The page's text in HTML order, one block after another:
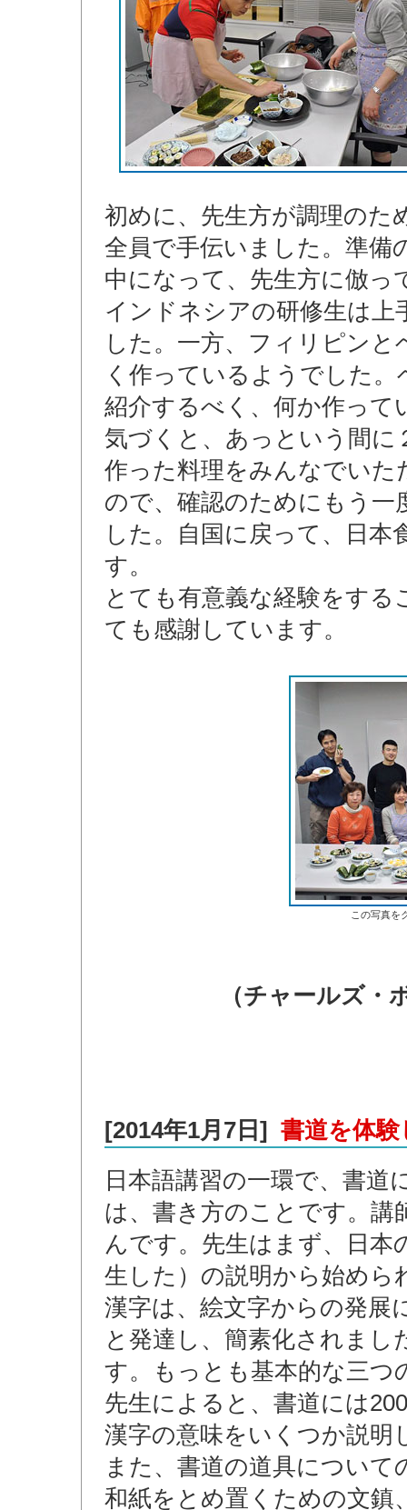
初めに、先生方が調理のた
全員で手伝いました。準備
中になって、先生方に倣っ
インドネシアの研修生は
した。一方、フィリピン
く作っているようでした
紹介するべく、何か作って
気づくと、あっという間に
作った料理をみんなでい
ので、確認のためにもう一
した。自国に戻って、日
す。
とても有意義な経験をす
ても感謝しています。
この写真を
（チャールズ
[2014年1月7日] 書道を体
日本語講習の一環で、書道
は、書き方のことです。講
んです。先生はまず、日本
生した）の説明から始めら
漢字は、絵文字からの発展
と発達し、簡素化されま
す。もっとも基本的な三つ
先生によると、書道には
漢字の意味をいくつか説明
また、書道の道具につい
和紙をとめ置くための文鎮